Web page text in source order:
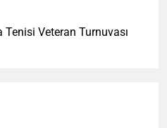
Veteran Turnuvası